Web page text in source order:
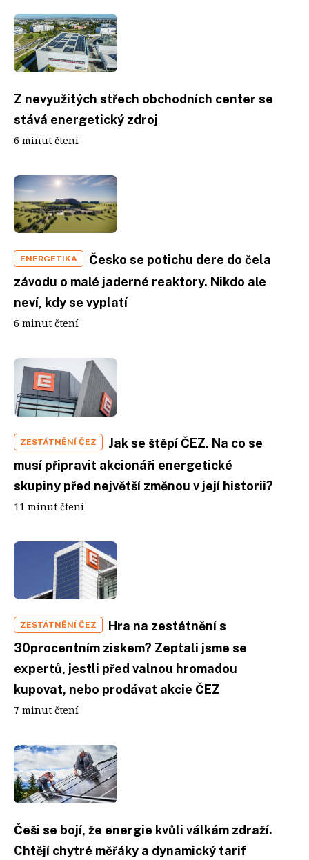
Z nevyužitých střech obchodních center se
stává energetický zdroj
6 minut čtení
ENERGETIKA
Česko se potichu dere do čela
závodu o malé jaderné reaktory. Nikdo ale
neví, kdy se vyplatí
6 minut čtení
ZESTÁTNĚNÍ ČEZ
Jak se štěpí ČEZ. Na co se
musí připravit akcionáři energetické
skupiny před největší změnou v její historii?
11 minut čtení
ZESTÁTNĚNÍ ČEZ
Hra na zestátnění s
30procentním ziskem? Zeptali jsme se
expertů, jestli před valnou hromadou
kupovat, nebo prodávat akcie ČEZ
7 minut čtení
Češi se bojí, že energie kvůli válkám zdraží.
Chtějí chytré měřáky a dynamický tarif